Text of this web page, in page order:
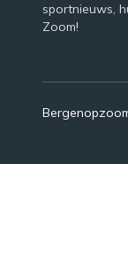
sportnieuws,
Zoom!